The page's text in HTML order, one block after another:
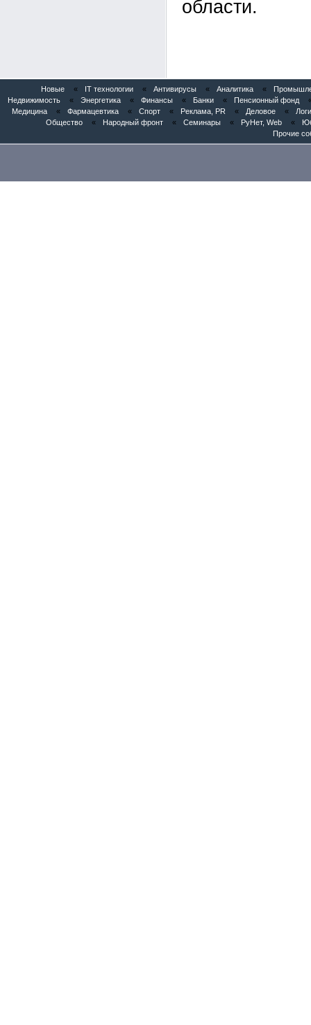
области.
Новые « IT технологии « Антивирусы « Аналитика «
Недвижимость
« Энергетика « Финансы « Банки « Пенсионный фонд
Медицина
« Фармацевтика « Спорт « Реклама, PR « Деловое «
Общество
« Народный фронт « Семинары « РуНет, Web «
Прочие